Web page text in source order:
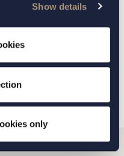
Show details
only
NÄSTA ARTIKEL